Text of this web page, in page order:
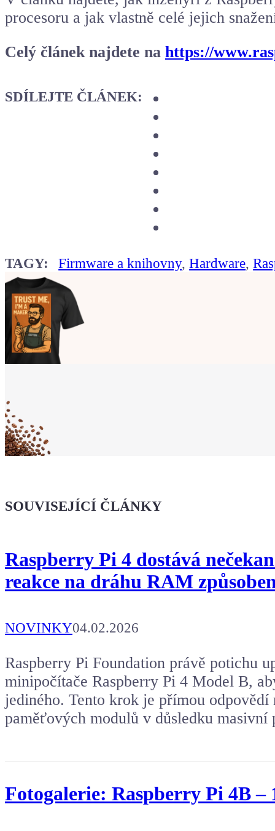
procesoru a jak vlastně celé jejich
Celý článek najdete na https://
SDÍLEJTE ČLÁNEK:
TAGY: Firmware a knihovny,Hardware,
že jsi Maker!
Koupit tričko
SOUVISEJÍCÍ ČLÁNKY
Raspberry Pi 4 dostává
reakce na dráhu RAM
NOVINKY04.02.2026
Raspberry Pi Foundation právě potichu
minipočítače Raspberry Pi 4 Model B,
jediného. Tento krok je přímou odpovědí
paměťových modulů v důsledku
Fotogalerie: Raspberry Pi 4B –